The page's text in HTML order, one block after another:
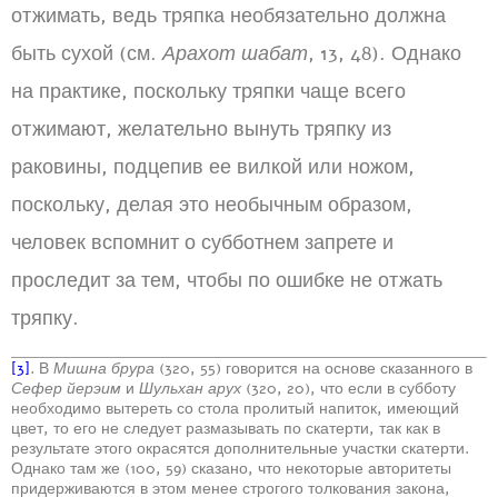
отжимать, ведь тряпка необязательно должна
быть сухой (см.Арахот шабат, 13, 48). Однако
на практике, поскольку тряпки чаще всего
отжимают, желательно вынуть тряпку из
раковины, подцепив ее вилкой или ножом,
поскольку, делая это необычным образом,
человек вспомнит о субботнем запрете и
проследит за тем, чтобы по ошибке не отжать
тряпку.
[3]. В Мишна брура (320, 55) говорится на основе сказанного в
Сефер йерэим и Шульхан арух (320, 20), что если в субботу
необходимо вытереть со стола пролитый напиток, имеющий
цвет, то его не следует размазывать по скатерти, так как в
результате этого окрасятся дополнительные участки скатерти.
Однако там же (100, 59) сказано, что некоторые авторитеты
придерживаются в этом менее строгого толкования закона,